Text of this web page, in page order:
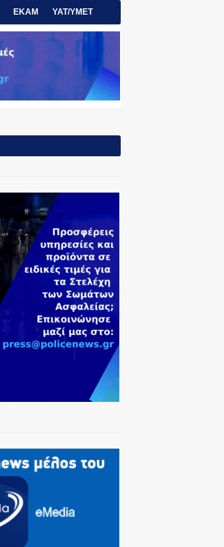
ΕΚΑΜ ΥΑΤ/ΥΜΕΤ